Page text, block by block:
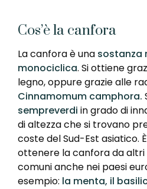
Cos’è la canfora
La canfora è una sostanza
monociclica. Si ottiene
legno, oppure grazie alle
Cinnamomum camphora.
sempreverdi in grado di
di altezza che si trovano
coste del Sud-Est asiatico.
ottenere la canfora da
comuni anche nei paesi
esempio: la menta, il